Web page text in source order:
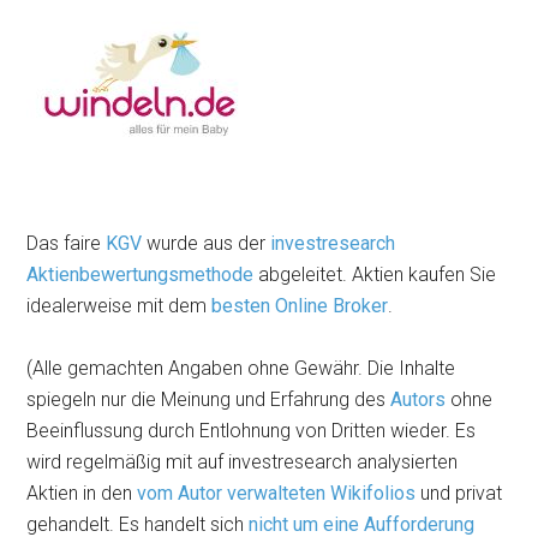
Das faire KGV wurde aus der investresearch
Aktienbewertungsmethode abgeleitet. Aktien kaufen Sie
idealerweise mit dembesten Online Broker.
(Alle gemachten Angaben ohne Gewähr. Die Inhalte
spiegeln nur die Meinung und Erfahrung desAutors ohne
Beeinflussung durch Entlohnung von Dritten wieder. Es
wird regelmäßig mit auf investresearch analysierten
Aktien in denvom Autor verwalteten Wikifolios und privat
gehandelt. Es handelt sichnicht um eine Aufforderung